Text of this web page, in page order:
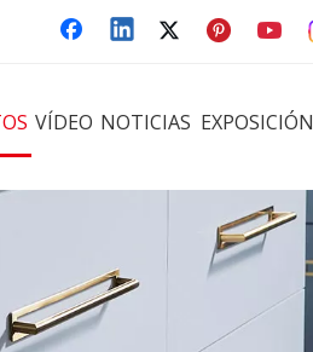
VÍDEO NOTICIAS EXPOSICIÓN